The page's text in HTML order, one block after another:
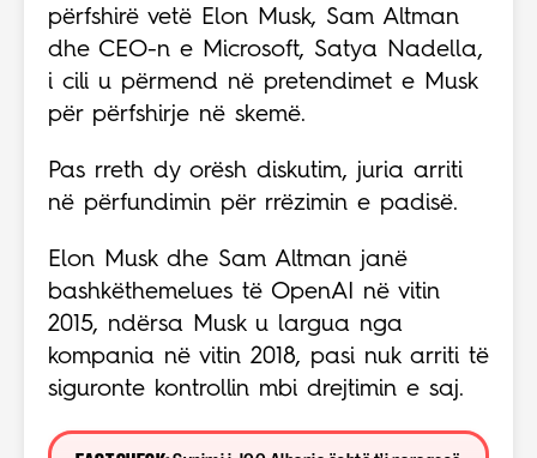
përfshirë vetë Elon Musk, Sam Altman
dhe CEO-n e Microsoft, Satya Nadella,
i cili u përmend në pretendimet e Musk
për përfshirje në skemë.
Pas rreth dy orësh diskutim, juria arriti
në përfundimin për rrëzimin e padisë.
Elon Musk dhe Sam Altman janë
bashkëthemelues të OpenAI në vitin
2015, ndërsa Musk u largua nga
kompania në vitin 2018, pasi nuk arriti të
siguronte kontrollin mbi drejtimin e saj.